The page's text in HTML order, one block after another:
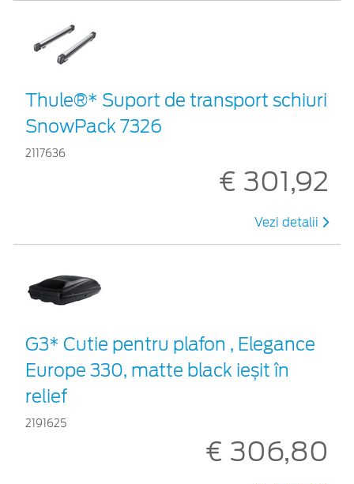
Thule®* Suport de transport schiuri
SnowPack 7326
2117636
€ 301,92
Vezi detalii
G3* Cutie pentru plafon , Elegance
Europe 330, matte black ieșit în
relief
2191625
€ 306,80